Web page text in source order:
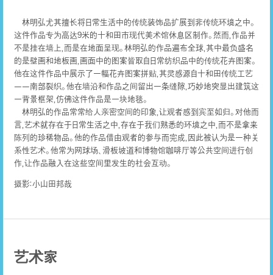
林明弘尤其擅长将日常生活中的传统装饰品扩展到非传统环境之中。
这件作品专为高达9米的十和田市现代美术馆休息区制作。然而，作品并
不是挂在墙上，而是在地面呈现。林明弘的作品遍布全球，其中最负盛名
的是壁画和地板画，画面中的图案皆取自日常纺织品中的传统花卉图案。
他在这件作品中展示了一幅花卉图案拼贴，其灵感源自十和田传统工艺
——南部裂织。他在墙沿和作品之间留出一条缝隙，巧妙地突显出建筑这
一背景框架，仿佛这件作品是一块地毯。
林明弘的作品常常给人亲密空间的印象，让观者感到宾至如归。对他而
言，艺术就存在于日常生活之中，存在于我们熟悉的环境之中，而不是拿来
陈列的珍稀物品。他的作品借由观者的参与而完成，因此被认为是一种关
系性艺术。他常为网球场、滑板坡道和博物馆咖啡厅等公共空间进行创
作，让作品融入在这些空间里发生的社会互动。
摄影：小山田邦哉
艺术家